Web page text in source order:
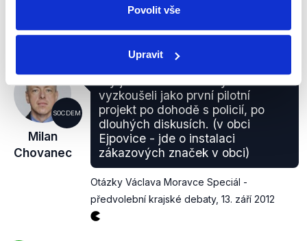
Povolit vše
Upravit
Chovance hodnotit jako neověřitelný.
SOCDEM
Milan
Chovanec
vyzkoušeli jako první pilotní
projekt po dohodě s policií, po
dlouhých diskusích. (v obci
Ejpovice - jde o instalaci
zákazových značek v obci)
Otázky Václava Moravce Speciál -
předvolební krajské debaty, 13. září 2012